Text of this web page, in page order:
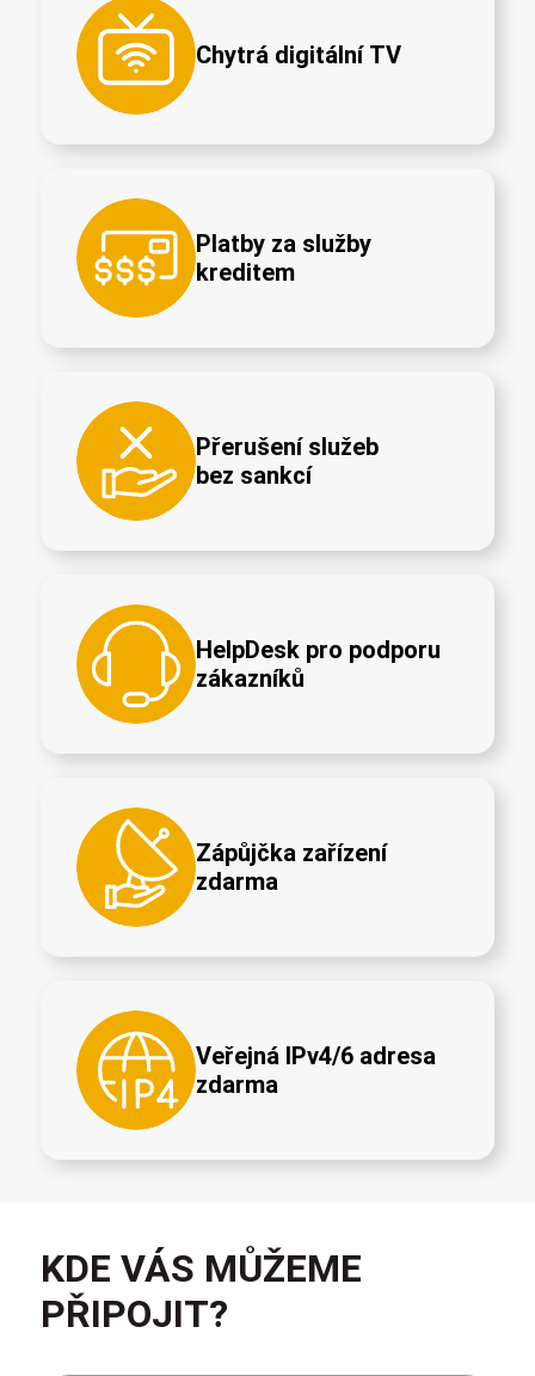
Chytrá digitální TV
Platby za služby
kreditem
Přerušení služeb
bez sankcí
HelpDesk pro podporu
zákazníků
Zápůjčka zařízení
zdarma
Veřejná IPv4/6 adresa
zdarma
KDE VÁS MŮŽEME
PŘIPOJIT?